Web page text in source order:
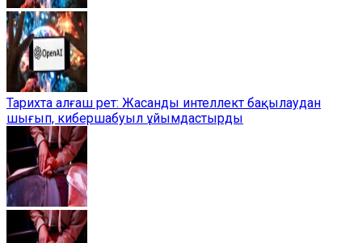
Тарихта алғаш рет: Жасанды интеллект бақылаудан
шығып, кибершабуыл ұйымдастырды